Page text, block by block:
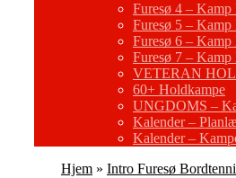
Furesø 4 – Kamp
Furesø 5 – Kamp
Furesø 6 – Kamp
Furesø 7 – Kamp
VETERAN
60+ Holdkampe
UNGDOMS –
Kalender –
Kalender –
Hjem » Intro Furesø